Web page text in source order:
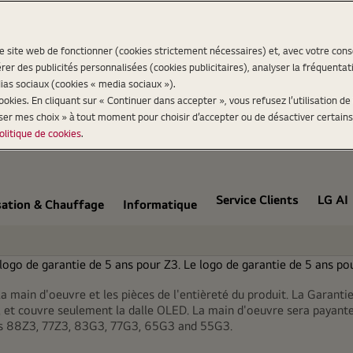
& Chauffage Informatique Service Clients
LG AI
La qualité
main d'oeuvre et les pièces de l'entièreté du produit. La
couvre seulement la dalle OLED. La main d'oeuvre sera
88Z3, 77Z3, 83G3, 77G3, 65G3 and 55G3.
web de fonctionner (cookies strictement nécessaires) et, avec votre
des publicités personnalisées (cookies publicitaires), analyser la
sociaux (cookies « media sociaux »).
En cliquant sur « Continuer dans accepter », vous refusez l’utilisation
mes choix » à tout moment pour choisir d’accepter ou de désactiver
de cookies.